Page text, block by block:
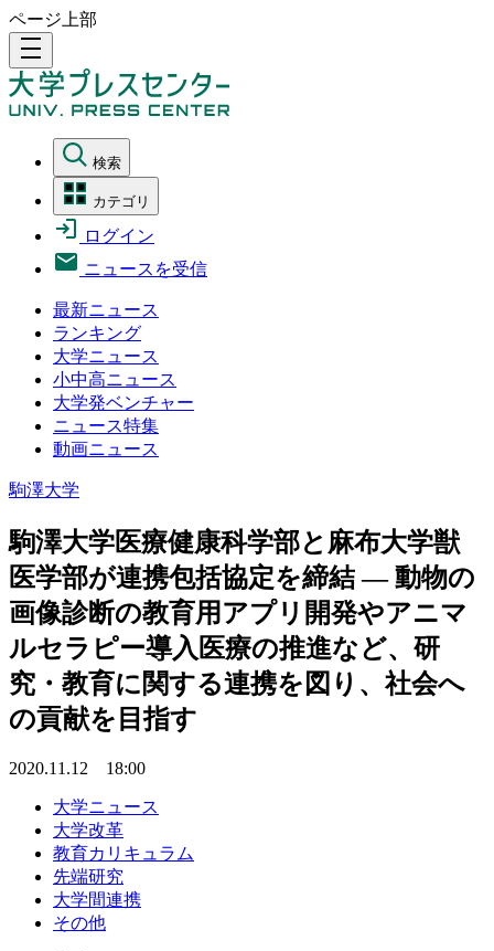
ページ上部
density_medium
検索
カテゴリ
ログイン
ニュースを受信
最新ニュース
ランキング
大学ニュース
小中高ニュース
大学発ベンチャー
ニュース特集
動画ニュース
駒澤大学
駒澤大学医療健康科学部と麻布大学獣
医学部が連携包括協定を締結 — 動物の
画像診断の教育用アプリ開発やアニマ
ルセラピー導入医療の推進など、研
究・教育に関する連携を図り、社会へ
の貢献を目指す
2020.11.12 18:00
大学ニュース
大学改革
教育カリキュラム
先端研究
大学間連携
その他